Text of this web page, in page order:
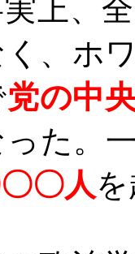
上、
、ホ
党の中
た。
〇人